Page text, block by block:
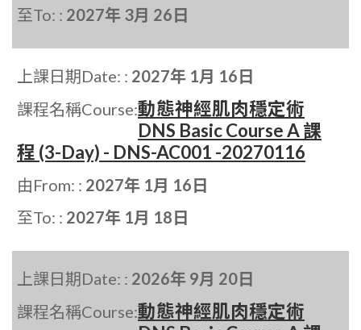
至To: : 2027年 3月 26日
上課日期Date: : 2027年 1月 16日
課程名稱Course:動態神經肌肉穩定術
DNS Basic Course A 課
程 (3-Day) - DNS-AC001 -20270116
由From: : 2027年 1月 16日
至To: : 2027年 1月 18日
上課日期Date: : 2026年 9月 20日
課程名稱Course:動態神經肌肉穩定術